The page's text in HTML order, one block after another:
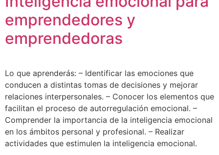
emprendedores y
emprendedoras
Lo que aprenderás: – Identificar las emociones que
conducen a distintas tomas de decisiones y mejorar
relaciones interpersonales. – Conocer los elementos que
facilitan el proceso de autorregulación emocional. –
Comprender la importancia de la inteligencia emocional
en los ámbitos personal y profesional. – Realizar
actividades que estimulen la inteligencia emocional.